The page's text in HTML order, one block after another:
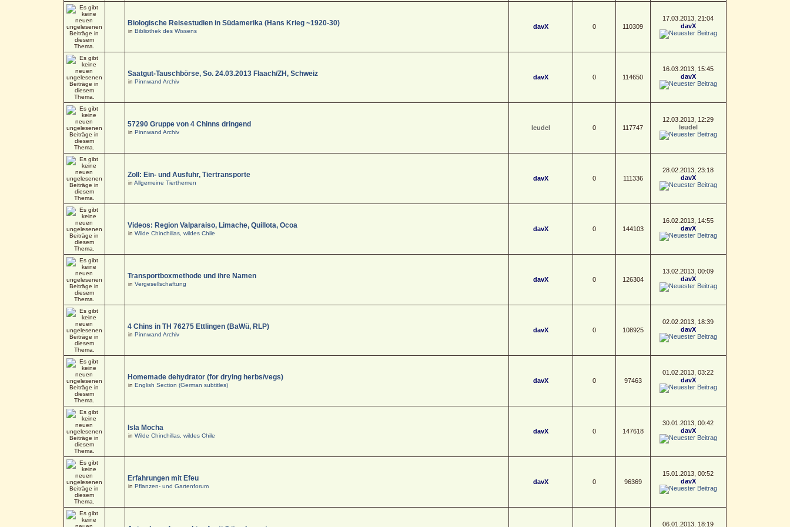
Biologische Reisestudien in Südamerika (Hans Krieg ~1920-30)
in Bibliothek des Wissens
davX 0 110309
17.03.2013, 21:04
davX
Saatgut-Tauschbörse, So. 24.03.2013 Flaach/ZH, Schweiz
in Pinnwand Archiv
davX 0 114650
16.03.2013, 15:45
davX
57290 Gruppe von 4 Chinns dringend
in Pinnwand Archiv
leudel 0 117747
12.03.2013, 12:29
leudel
Zoll: Ein- und Ausfuhr, Tiertransporte
in Allgemeine Tierthemen
davX 0 111336
28.02.2013, 23:18
davX
Videos: Region Valparaiso, Limache, Quillota, Ocoa
in Wilde Chinchillas, wildes Chile
davX 0 144103
16.02.2013, 14:55
davX
Transportboxmethode und ihre Namen
in Vergesellschaftung
davX 0 126304
13.02.2013, 00:09
davX
4 Chins in TH 76275 Ettlingen (BaWü, RLP)
in Pinnwand Archiv
davX 0 108925
02.02.2013, 18:39
davX
Homemade dehydrator (for drying herbs/vegs)
in English Section (German subtitles)
davX 0 97463
01.02.2013, 03:22
davX
Isla Mocha
in Wilde Chinchillas, wildes Chile
davX 0 147618
30.01.2013, 00:42
davX
Erfahrungen mit Efeu
in Pflanzen- und Gartenforum
davX 0 96369
15.01.2013, 00:52
davX
06.01.2013, 18:19